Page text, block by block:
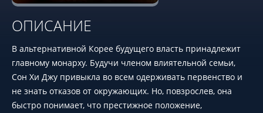
ОПИСАНИЕ
В альтернативной Корее будущего власть принадлежит
главному монарху. Будучи членом влиятельной семьи,
Сон Хи Джу привыкла во всем одерживать первенство и
не знать отказов от окружающих. Но, повзрослев, она
быстро понимает, что престижное положение,